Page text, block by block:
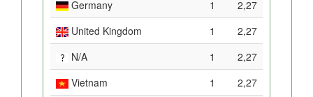
Germany
1
2,27
United Kingdom
1
2,27
N/A
1
2,27
Vietnam
1
2,27